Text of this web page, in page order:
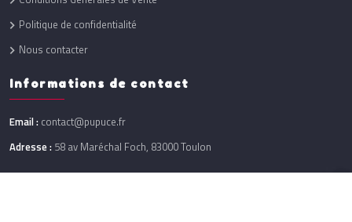
Politique de confidentialité
Nous contacter
Informations de contact
Email : contact@pupuce.fr
Adresse : 58 av Maréchal Foch, 83000 Toulon